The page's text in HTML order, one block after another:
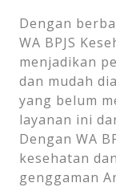
Dengan
WA BPJS
menjadikan
dan mudah
yang belum
layanan ini
Dengan WA
kesehatan
genggaman